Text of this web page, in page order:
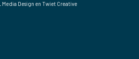
Media Design en Twiet Creative